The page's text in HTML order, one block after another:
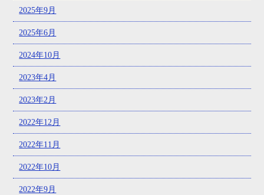
2025年9月
2025年6月
2024年10月
2023年4月
2023年2月
2022年12月
2022年11月
2022年10月
2022年9月